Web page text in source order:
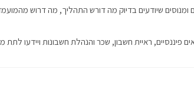
שיודעים בדיוק מה דורש התהליך, מה דרוש
פיננסיים, ראיית חשבון, שכר והנהלת חשבונות ויידעו לתת